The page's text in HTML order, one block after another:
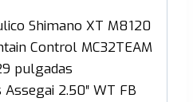
Shimano XT M8120
Control MC32TEAM
pulgadas
Assegai 2.50″ WT FB